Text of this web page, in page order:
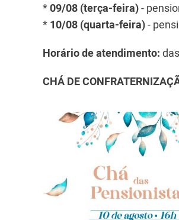
*09/08 (terça-feira)-
* 10/08 (quarta-feira)-
Horário de atendimento:
CHÁ DE